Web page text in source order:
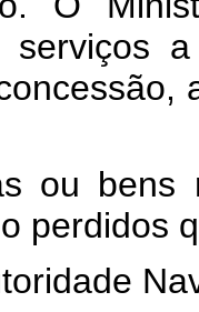
ou bens
perdidos